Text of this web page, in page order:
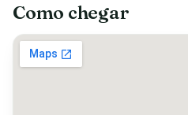
Como chegar